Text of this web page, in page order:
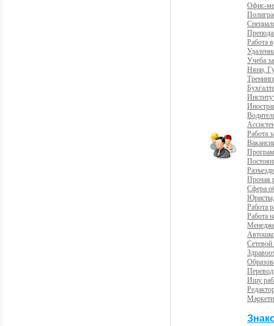
Офис-
Работа
Учеба
Няни,
Работа
Прочая
Сфера
Юристы,
Работа
Работа
Сетевой
Ищу